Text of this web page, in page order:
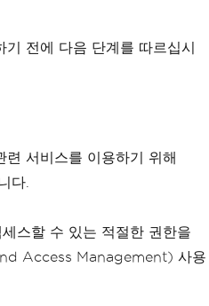
전에 다음 단계를 따르십시
서비스를 이용하기 위해
다.
스할 수 있는 적절한 권한을
Access Management) 사용